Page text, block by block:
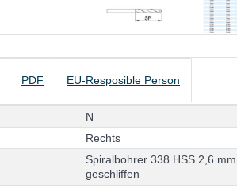
PDF EU-Resposible Person
N
Rechts
Spiralbohrer 338 HSS 2,6 mm
geschliffen